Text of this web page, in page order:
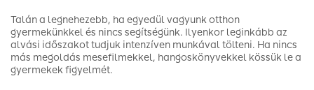
Talán a legnehezebb, ha egyedül vagyunk otthon
gyermekünkkel és nincs segítségünk. Ilyenkor leginkább az
alvási időszakot tudjuk intenzíven munkával tölteni. Ha nincs
más megoldás mesefilmekkel, hangoskönyvekkel kössük le a
gyermekek figyelmét.